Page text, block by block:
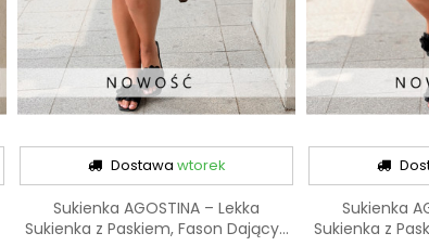
Dostawa wtorek
Sukienka AGOSTINA – Lekka
Sukienka z Paskiem, Fason Dający...
Sukienka
Sukienka z